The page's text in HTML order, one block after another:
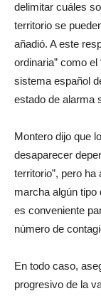
delimitar cuáles
territorio se
añadió. A este
ordinaria” como
sistema español
estado de alarma
Montero dijo que
desaparecer
territorio”, pero ha
marcha algún tipo
es conveniente
número de
En todo caso,
progresivo de la